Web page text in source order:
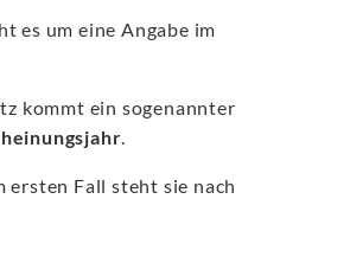
es um eine Angabe im
kommt ein sogenannter
ersten Fall steht sie nach